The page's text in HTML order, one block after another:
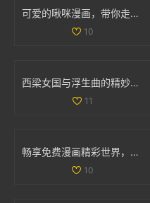
可爱的啾咪漫画，带你走进奇幻的二次元世界
10
西梁女国与浮生曲的精妙连接与创作过程探讨
11
畅享免费漫画精彩世界，轻松进入漫漫漫画入口页面
10